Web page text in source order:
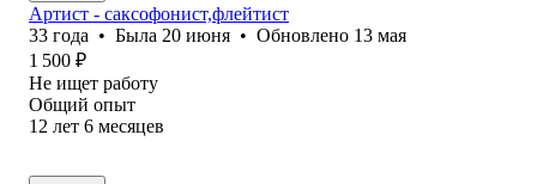
Артист - саксофонист,флейтист
33 года • Была 20 июня • Обновлено 13 мая
1 500 ₽
Не ищет работу
Общий опыт
12 лет 6 месяцев